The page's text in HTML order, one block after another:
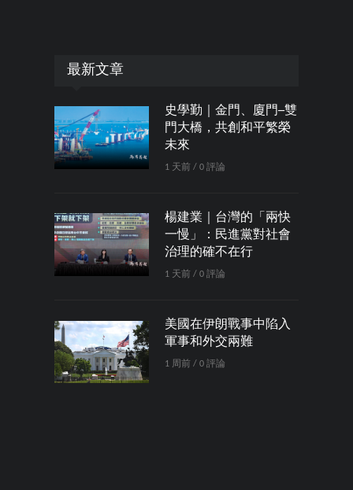
最新文章
史學勤｜金門、廈門─雙
門大橋，共創和平繁榮
未來
1 天前 / 0 評論
楊建業｜台灣的「兩快
一慢」：民進黨對社會
治理的確不在行
1 天前 / 0 評論
美國在伊朗戰事中陷入
軍事和外交兩難
1 周前 / 0 評論